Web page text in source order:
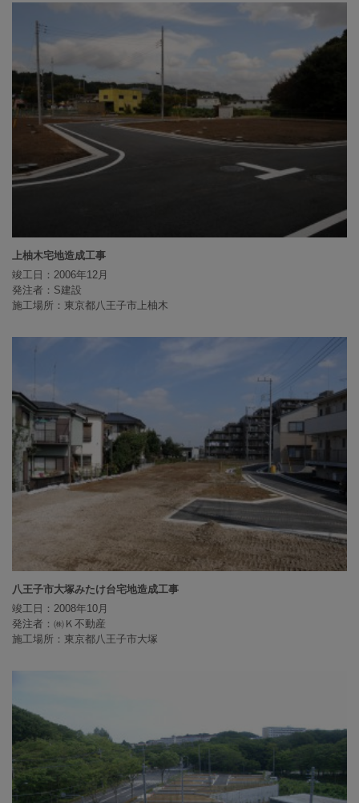
上柚木宅地造成工事
竣工日：2006年12月
発注者：S建設
施工場所：東京都八王子市上柚木
八王子市大塚みたけ台宅地造成工事
竣工日：2008年10月
発注者：㈱Ｋ不動産
施工場所：東京都八王子市大塚